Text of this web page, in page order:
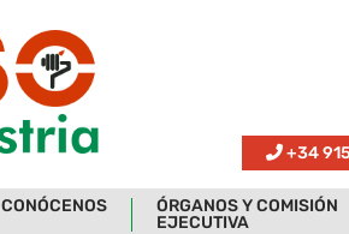
+34
CONÓCENOS
ÓRGANOS Y COMISIÓN
EJECUTIVA